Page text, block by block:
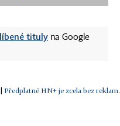
tituly na Google
Předplatné HN+ je zcela bez reklam.